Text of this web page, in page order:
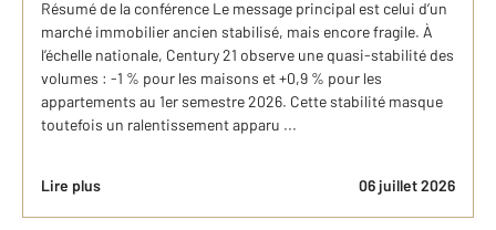
Résumé de la conférence Le message principal est celui d’un
marché immobilier ancien stabilisé, mais encore fragile. À
l’échelle nationale, Century 21 observe une quasi-stabilité des
volumes : -1 % pour les maisons et +0,9 % pour les
appartements au 1er semestre 2026. Cette stabilité masque
toutefois un ralentissement apparu ...
Lire plus 06 juillet 2026